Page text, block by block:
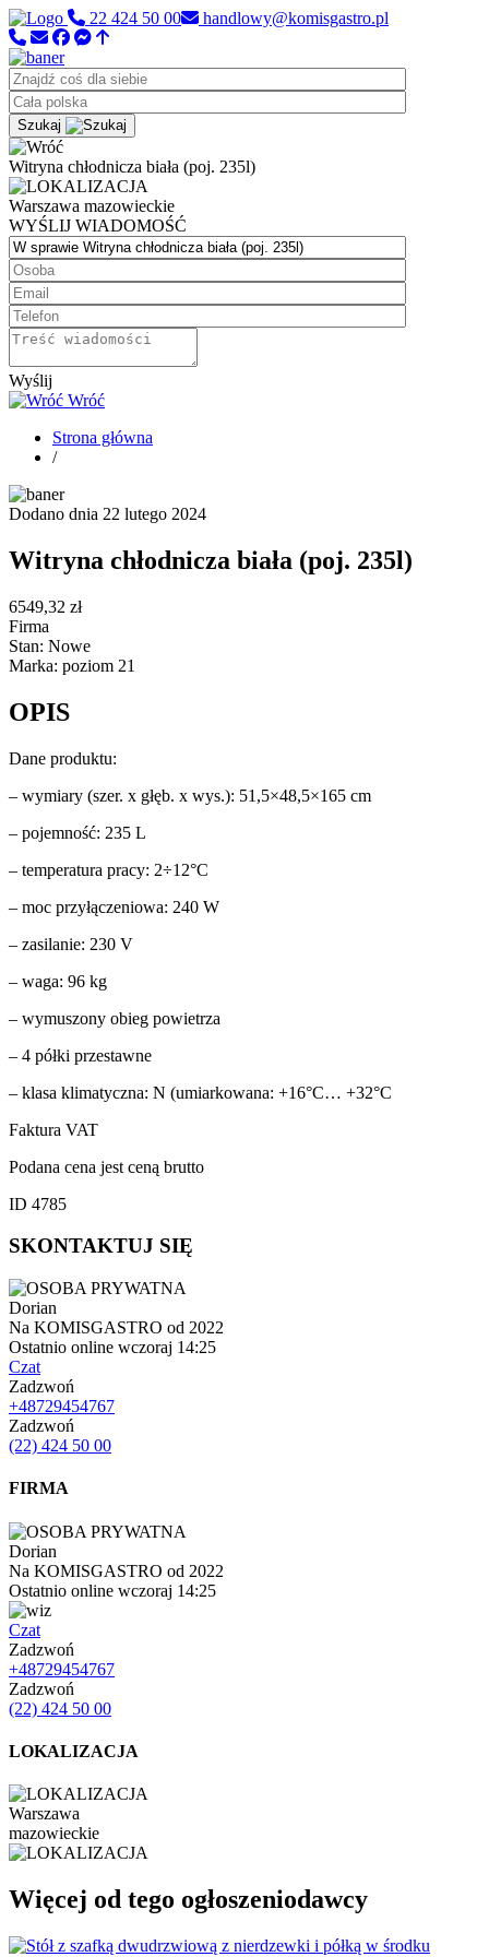
22 424 50 00 handlowy@komisgastro.pl
Szukaj
Witryna chłodnicza biała (poj. 235l)
Warszawa mazowieckie
WYŚLIJ WIADOMOŚĆ
Wyślij
Wróć
Strona główna
/
Dodano dnia 22 lutego 2024
Witryna chłodnicza biała (poj. 235l)
6549,32 zł
Firma
Stan: Nowe
Marka: poziom 21
OPIS
Dane produktu:
– wymiary (szer. x głęb. x wys.): 51,5×48,5×165 cm
– pojemność: 235 L
– temperatura pracy: 2÷12°C
– moc przyłączeniowa: 240 W
– zasilanie: 230 V
– waga: 96 kg
– wymuszony obieg powietrza
– 4 półki przestawne
– klasa klimatyczna: N (umiarkowana: +16°C… +32°C
Faktura VAT
Podana cena jest ceną brutto
ID 4785
SKONTAKTUJ SIĘ
Dorian
Na KOMISGASTRO od 2022
Ostatnio online wczoraj 14:25
Czat
Zadzwoń
+48729454767
Zadzwoń
(22) 424 50 00
FIRMA
Dorian
Na KOMISGASTRO od 2022
Ostatnio online wczoraj 14:25
Czat
Zadzwoń
+48729454767
Zadzwoń
(22) 424 50 00
LOKALIZACJA
Warszawa
mazowieckie
Więcej od tego ogłoszeniodawcy